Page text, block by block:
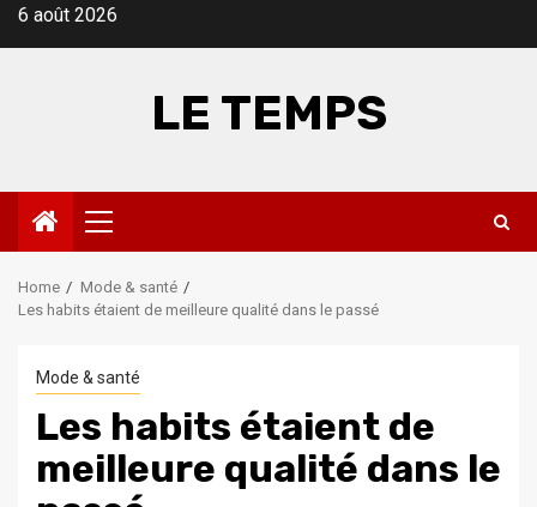
Skip6 août 2026
LE TEMPS
Primary
Menu
Home
Mode & santé
Les habits étaient de meilleure qualité dans le passé
Mode & santé
Les habits étaient de
meilleure qualité dans le